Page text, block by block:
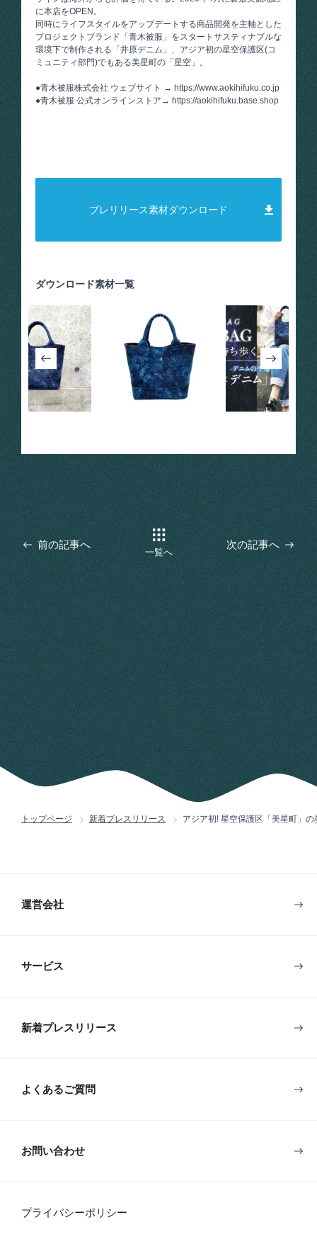
に本店をOPEN。
同時にライフスタイルをアップデートする商品開発を主軸とした
プロジェクトブランド「青木被服」をスタートサスティナブルな
環境下で制作される「井原デニム」、アジア初の星空保護区(コ
ミュニティ部門)でもある美星町の「星空」。
●青木被服株式会社 ウェブサイト → https://www.aokihifuku.co.jp
●青木被服 公式オンラインストア→ https://aokihifuku.base.shop
プレリリース素材ダウンロード
ダウンロード素材一覧
前の記事へ
一覧へ
次の記事へ
トップページ 新着プレスリリース アジア初! 星空保護区「美星町」
運営会社
サービス
新着プレスリリース
よくあるご質問
お問い合わせ
プライバシーポリシー